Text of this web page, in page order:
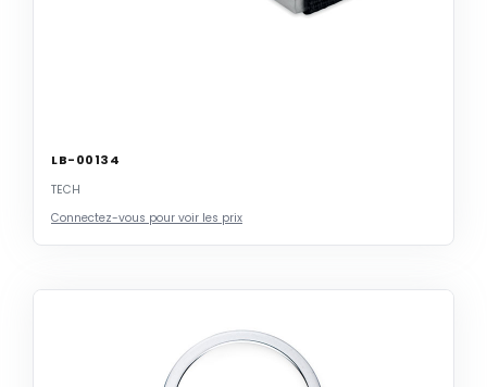
LB-00134
TECH
Connectez-vous pour voir les prix